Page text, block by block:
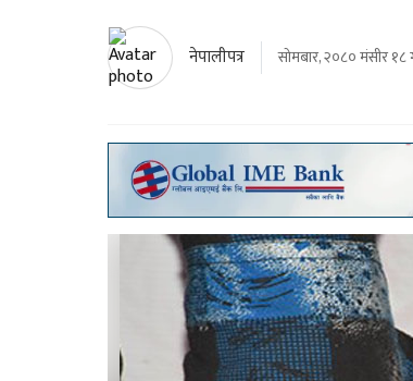
नेपालीपत्र सोमबार, २०८० मंसीर १८